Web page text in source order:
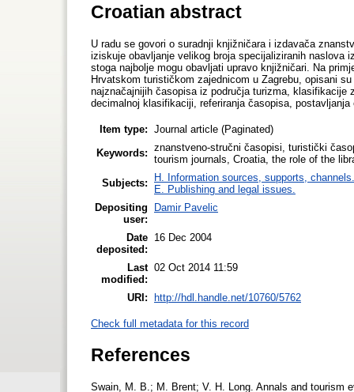
Croatian abstract
U radu se govori o suradnji knjižničara i izdavača
iziskuje obavljanje velikog broja specijaliziranih naslova
stoga najbolje mogu obavljati upravo knjižničari. Na
Hrvatskom turističkom zajednicom u Zagrebu, opisani
najznačajnijih časopisa iz područja turizma, klasifikacije
decimalnoj klasifikaciji, referiranja časopisa,
Item type: Journal article (Paginated)
Keywords: znanstveno-stručni časopisi, turistički
tourism journals, Croatia, the role of the
Subjects:
H. Information sources, supports, channels.
E. Publishing and legal issues.
Depositing
user:
Damir Pavelic
Date
deposited:
16 Dec 2004
Last
modified:
02 Oct 2014 11:59
URI: http://hdl.handle.net/10760/5762
Check full metadata for this record
References
Swain, M. B.; M. Brent; V. H. Long. Annals and tourism